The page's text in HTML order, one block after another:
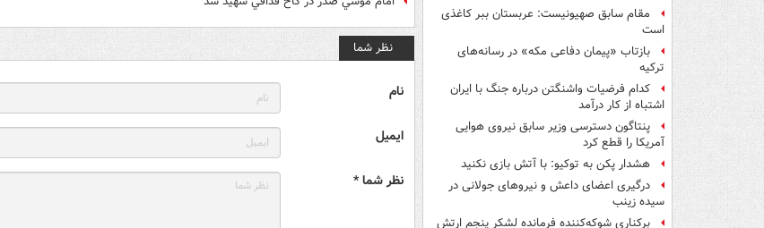
مقام سابق صهیونیست: عربستان ببر کاغذی
است
بازتاب «پیمان دفاعی مکه» در رسانه‌های
ترکیه
کدام فرضیات واشنگتن درباره جنگ با ایران
اشتباه از کار درآمد
پنتاگون دسترسی وزیر سابق نیروی هوایی
آمریکا را قطع کرد
هشدار پکن به توکیو: با آتش بازی نکنید
درگیری اعضای داعش و نیروهای جولانی در
سیده زینب
برکناری شوکه‌کننده فرمانده لشکر پنجم ارتش
نظر شما
نام
ایمیل
نظر شما *